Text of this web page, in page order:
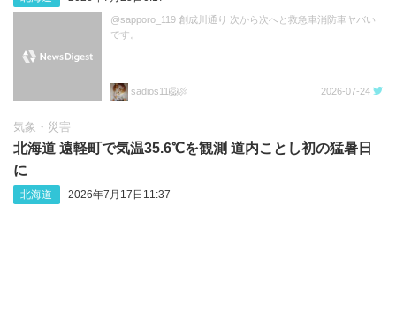
@sapporo_119 創成川通り 次から次へと救急車消防車ヤバい
です。
sadios11🦁🍖 2026-07-24
気象・災害
北海道 遠軽町で気温35.6℃を観測 道内ことし初の猛暑日
に
北海道 2026年7月17日11:37